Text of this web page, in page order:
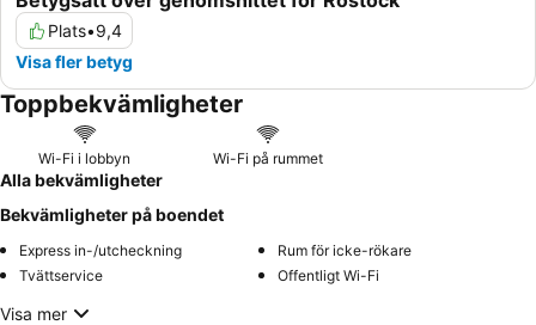
Plats•9,4
Visa fler betyg
Toppbekvämligheter
Wi-Fi i lobbyn Wi-Fi på rummet
Alla bekvämligheter
Bekvämligheter på boendet
Express in-/utcheckning
Rum för icke-rökare
Tvättservice
Offentligt Wi-Fi
Visa mer